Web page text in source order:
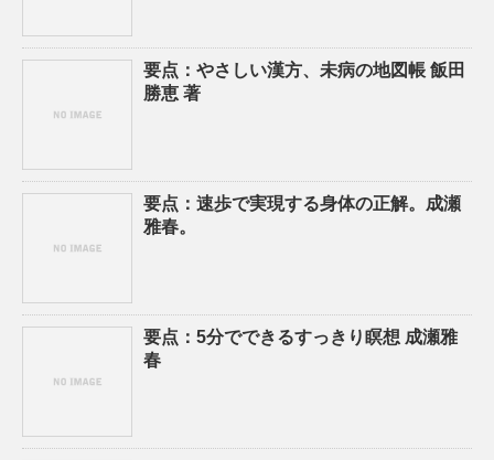
要点：やさしい漢方、未病の地図帳 飯田
勝恵 著
要点：速歩で実現する身体の正解。成瀬
雅春。
要点：5分でできるすっきり瞑想 成瀬雅
春